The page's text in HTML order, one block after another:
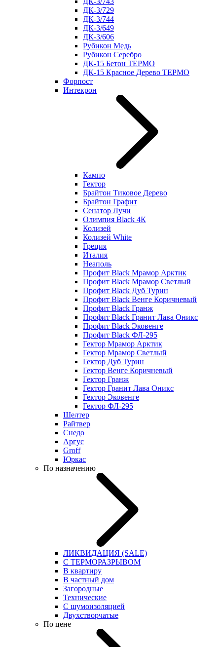
ДК-3/729
ДК-3/744
ДК-3/649
ДК-3/606
Рубикон Медь
Рубикон Серебро
ДК-15 Бетон ТЕРМО
ДК-15 Красное Дерево ТЕРМО
Форпост
Интекрон
Кампо
Гектор
Брайтон Тиковое Дерево
Брайтон Графит
Сенатор Лучи
Олимпия Black 4К
Колизей
Колизей White
Греция
Италия
Неаполь
Профит Black Мрамор Арктик
Профит Black Мрамор Светлый
Профит Black Дуб Турин
Профит Black Венге Коричневый
Профит Black Гранж
Профит Black Гранит Лава Оникс
Профит Black Эковенге
Профит Black ФЛ-295
Гектор Мрамор Арктик
Гектор Мрамор Светлый
Гектор Дуб Турин
Гектор Венге Коричневый
Гектор Гранж
Гектор Гранит Лава Оникс
Гектор Эковенге
Гектор ФЛ-295
Шелтер
Райтвер
Снедо
Аргус
Groff
Юркас
По назначению
ЛИКВИДАЦИЯ (SALE)
С ТЕРМОРАЗРЫВОМ
В квартиру
В частный дом
Загородные
Технические
С шумоизоляцией
Двухстворчатые
По цене